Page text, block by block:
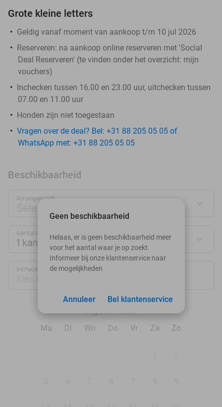
Grote kleine letters
Geldig vanaf moment van aankoop t/m 10 jul 2026
Reserveren: na aankoop online reserveren met 'Social
Deal Reserveren' (te vinden onder het overzicht: mijn
vouchers)
Inchecken tussen 16.00 en 23.00 uur, uitchecken tussen
07.00 en 11.00 uur
Honden zijn niet toegestaan
Vragen over de deal? Bel: +31 88 205 05 05 of
WhatsApp met: +31 88 205 05 05
Beschikbaarheid
Arrangement
Selecteer jouw deal
Aantal kamers:
1 kamer
Inchecken
Ma
Di Wo Do Vr Za Zo
Geen beschikbaarheid
Helaas, er is geen beschikbaarheid meer
voor het aantal waar je op zoekt.
Informeer bij onze klantenservice naar
de mogelijkheden
Bel klantenservice
Annuleer